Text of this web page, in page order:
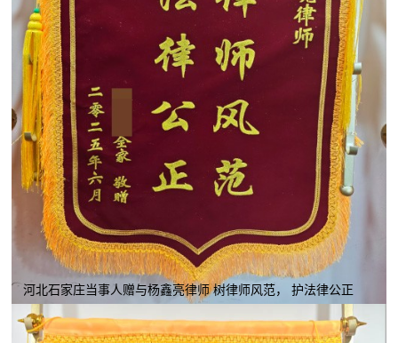
河北石家庄当事人赠与杨鑫亮律师 树律师风范， 护法律公正